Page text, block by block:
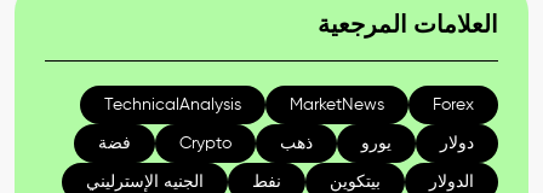
العلامات المرجعية
Forex
MarketNews
TechnicalAnalysis
دولار يورو ذهب Crypto فضة
الدولار بيتكوين نفط الجنيه الإسترليني